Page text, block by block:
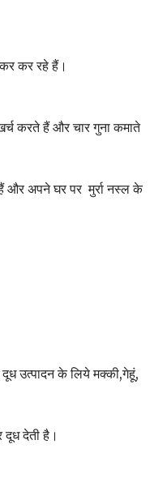
कर रहे हैं।
करते हैं और चार गुना कमाते
और अपने घर पर मुर्रा नस्ल के
उत्पादन के लिये मक्की,गेहूं,
देती है।